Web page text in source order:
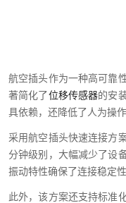
航空插头作为一种高可靠
著简化了位移传感器的安
具依赖，还降低了人为操
采用航空插头快速连接方
分钟级别，大幅减少了设
振动特性确保了连接稳定
此外，该方案还支持标准